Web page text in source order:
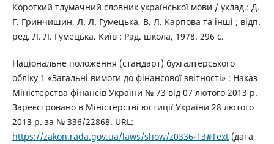
Короткий тлумачний словник української мови / уклад.: Д.
Г. Гринчишин, Л. Л. Гумецька, В. Л. Карпова та інші ; відп.
ред. Л. Л. Гумецька. Київ : Рад. школа, 1978. 296 с.
Національне положення (стандарт) бухгалтерського
обліку 1 «Загальні вимоги до фінансової звітності» : Наказ
Міністерства фінансів України № 73 від 07 лютого 2013 р.
Зареєстровано в Міністерстві юстиції України 28 лютого
2013 р. за № 336/22868. URL:
https://zakon.rada.gov.ua/laws/show/z0336-13#Text(дата